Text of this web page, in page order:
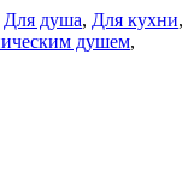
Для душа, Для кухни,
душем,